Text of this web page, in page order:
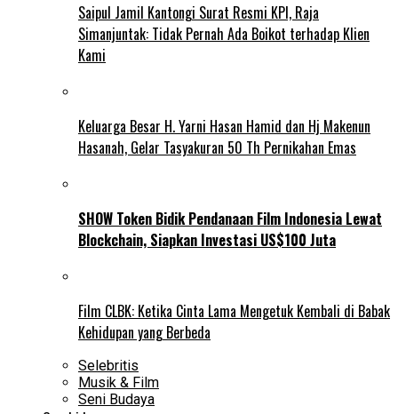
Saipul Jamil Kantongi Surat Resmi KPI, Raja
Simanjuntak: Tidak Pernah Ada Boikot terhadap Klien
Kami
Keluarga Besar H. Yarni Hasan Hamid dan Hj Makenun
Hasanah, Gelar Tasyakuran 50 Th Pernikahan Emas
SHOW Token Bidik Pendanaan Film Indonesia Lewat
Blockchain, Siapkan Investasi US$100 Juta
Film CLBK: Ketika Cinta Lama Mengetuk Kembali di Babak
Kehidupan yang Berbeda
Selebritis
Musik & Film
Seni Budaya